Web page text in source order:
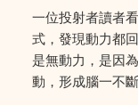
一位投射者讀者
式，發現動力都
是無動力，是因
動，形成腦一不